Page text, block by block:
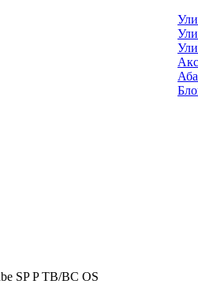
SP P TB/BC OS